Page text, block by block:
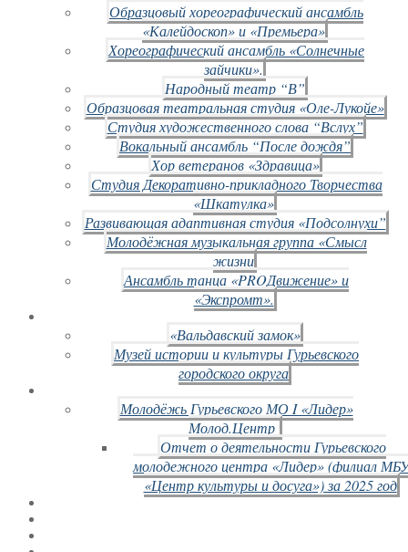
Образцовый хореографический ансамбль
«Калейдоскоп» и «Премьера»
Хореографический ансамбль «Солнечные
зайчики».
Народный театр “В”
Образцовая театральная студия «Оле-Лукойе»
Студия художественного слова “Вслух”
Вокальный ансамбль “После дождя”
Хор ветеранов «Здравица»
Студия Декоративно-прикладного Творчества
«Шкатулка»
Развивающая адаптивная студия «Подсолнухи”
Молодёжная музыкальная группа «Смысл
жизни
Ансамбль танца «PROДвижение» и
«Экспромт».
«Вальдавский замок»
Музей истории и культуры Гурьевского
городского округа
Молодёжь Гурьевского МО I «Лидер»
Молод.Центр
Отчет о деятельности Гурьевского
молодежного центра «Лидер» (филиал
«Центр культуры и досуга») за 2025 год